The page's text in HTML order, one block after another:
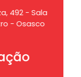
492 - Sala
- Osasco